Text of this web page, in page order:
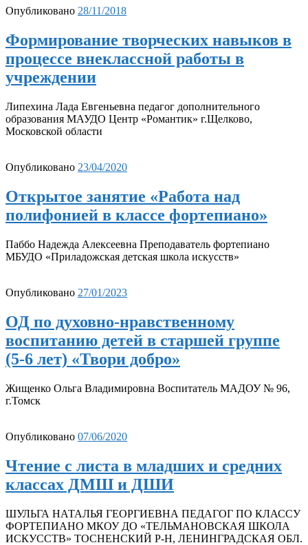
Опубликовано 28/11/2018
Формирование творческих навыков в
процессе внеклассной работы в
учреждении
Липехина Лада Евгеньевна педагог дополнительного
образования МАУДО Центр «Романтик» г.Щелково,
Московской области
Опубликовано 23/04/2020
Открытое занятие «Работа над
полифонией в классе фортепиано»
Паббо Надежда Алексеевна Преподаватель фортепиано
МБУДО «Приладожская детская школа искусств»
Опубликовано 27/01/2023
ОД по духовно-нравственному
воспитанию детей в старшей группе
(5-6 лет) «Твори добро»
Жищенко Ольга Владимировна Воспитатель МАДОУ № 96,
г.Томск
Опубликовано 07/06/2020
Чтение с листа в младших и средних
классах ДМШ и ДШИ
ШУЛЬГА НАТАЛЬЯ ГЕОРГИЕВНА ПЕДАГОГ ПО КЛАССУ
ФОРТЕПИАНО МКОУ ДО «ТЕЛЬМАНОВСКАЯ ШКОЛА
ИСКУССТВ» ТОСНЕНСКИЙ Р-Н, ЛЕНИНГРАДСКАЯ ОБЛ.